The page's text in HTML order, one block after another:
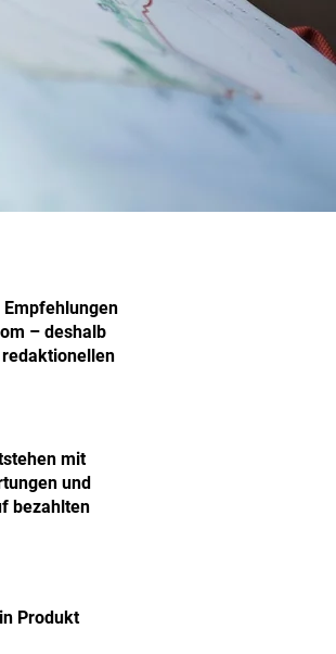
– deshalb
mit
und
bezahlten
Produkt